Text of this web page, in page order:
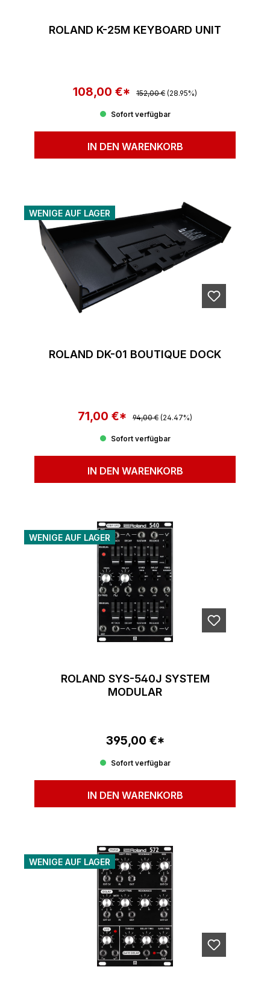
ROLAND K-25M KEYBOARD UNIT
Verkaufspreis:
108,00 €* Regulärer Preis:
152,00 € (28.95%)
Sofort verfügbar
IN DEN WARENKORB
WENIGE AUF LAGER
ROLAND DK-01 BOUTIQUE DOCK
Verkaufspreis:
71,00 €* Regulärer Preis:
94,00 € (24.47%)
Sofort verfügbar
IN DEN WARENKORB
WENIGE AUF LAGER
ROLAND SYS-540J SYSTEM
MODULAR
Regulärer Preis:
395,00 €*
Sofort verfügbar
IN DEN WARENKORB
WENIGE AUF LAGER